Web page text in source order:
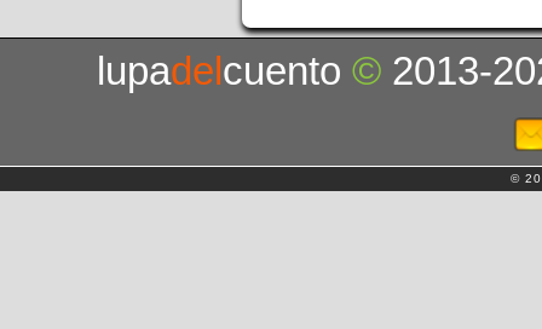
lupadelcuento© 2013-
©